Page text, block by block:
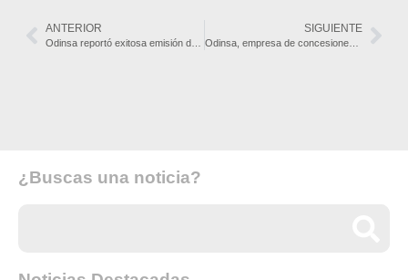
ANTERIOR SIGUIENTE
Odinsa, empresa de concesiones del Grupo Argos, adquiere la participación mayoritaria de la Concesión Túnel Aburrá Oriente
¿Buscas una noticia?